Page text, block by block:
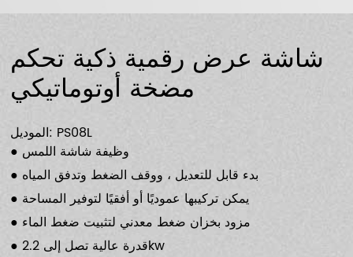
شاشة عرض رقمية ذكية تحكم
مضخة أوتوماتيكي
الموديل: PS08L
● وظيفة شاشة اللمس
● بدء قابل للتعديل ، ووقف الضغط وتدفق المياه
● يمكن تركيبها عموديًا أو أفقيًا لتوفير المساحة
● مزود بخزان ضغط معدني لتثبيت ضغط الماء
● قدرة عالية تصل إلى 2.2kw